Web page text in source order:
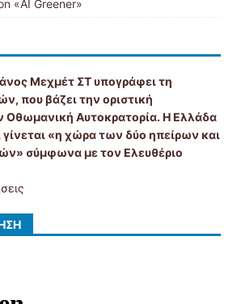
«AI Greener»
Μεχμέτ ΣΤ υπογράφει τη
που βάζει την οριστική
Αυτοκρατορία. Η Ελλάδα
γίνεται «η χώρα των δύο ηπείρων και
σύμφωνα με τον Ελευθέριο